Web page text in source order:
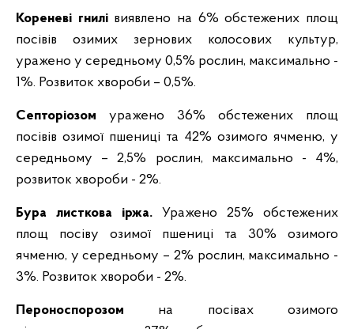
Кореневі гнилівиявлено на 6% обстежених площ
посівів озимих зернових колосових культур,
уражено у середньому 0,5% рослин, максимально -
1%. Розвиток хвороби – 0,5%.
Септоріозом уражено 36% обстежених площ
посівів озимої пшениці та 42% озимого ячменю, у
середньому – 2,5% рослин, максимально - 4%,
розвиток хвороби - 2%.
Бура листкова іржа. Уражено 25% обстежених
площ посіву озимої пшениці та 30% озимого
ячменю, у середньому – 2% рослин, максимально -
3%. Розвиток хвороби - 2%.
Пероноспорозом на посівах озимого